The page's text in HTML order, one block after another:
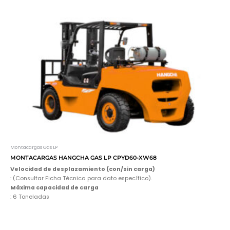
Montacargas Gas LP
MONTACARGAS HANGCHA GAS LP CPYD60-XW68
Velocidad de desplazamiento (con/sin carga)
: (Consultar Ficha Técnica para dato específico).
Máxima capacidad de carga
: 6 Toneladas